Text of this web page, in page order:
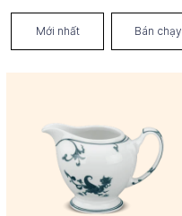
Mới nhất Bán chạy